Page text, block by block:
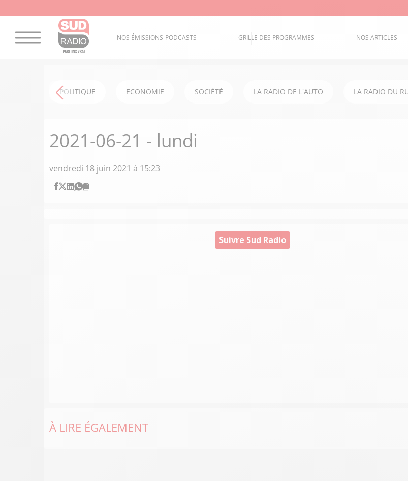
NOS ÉMISSIONS-PODCASTS GRILLE DES PROGRAMMES NOS ARTICLES
POLITIQUE ECONOMIE SOCIÉTÉ LA RADIO DE L'AUTO LA RADIO DU
2021-06-21 - lundi
vendredi 18 juin 2021 à 15:23
Suivre Sud Radio
À LIRE ÉGALEMENT